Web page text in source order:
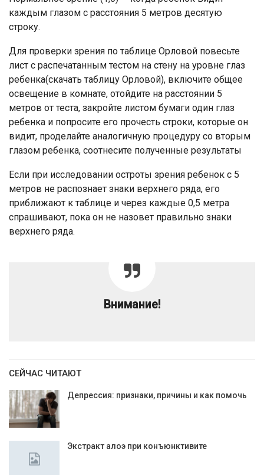
каждым глазом с расстояния 5 метров десятую
строку.
Для проверки зрения по таблице Орловой повесьте
лист с распечатанным тестом на стену на уровне глаз
ребенка(скачать таблицу Орловой), включите общее
освещение в комнате, отойдите на расстоянии 5
метров от теста, закройте листом бумаги один глаз
ребенка и попросите его прочесть строки, которые он
видит, проделайте аналогичную процедуру со вторым
глазом ребенка, соотнесите полученные результаты
Если при исследовании остроты зрения ребенок с 5
метров не распознает знаки верхнего ряда, его
приближают к таблице и через каждые 0,5 метра
спрашивают, пока он не назовет правильно знаки
верхнего ряда.
Внимание!
СЕЙЧАС ЧИТАЮТ
Депрессия: признаки, причины и как помочь
Экстракт алоэ при конъюнктивите